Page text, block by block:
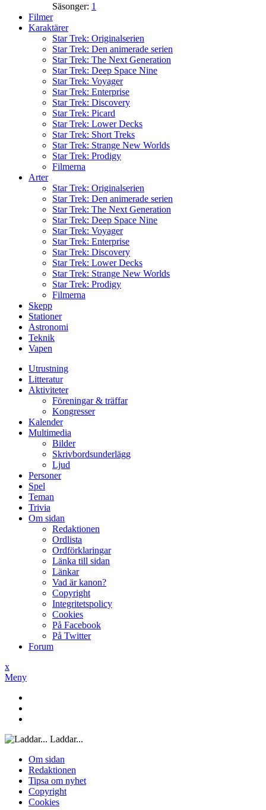
Säsonger: 1
Filmer
Karaktärer
Star Trek: Originalserien
Star Trek: Den animerade serien
Star Trek: The Next Generation
Star Trek: Deep Space Nine
Star Trek: Voyager
Star Trek: Enterprise
Star Trek: Discovery
Star Trek: Picard
Star Trek: Lower Decks
Star Trek: Short Treks
Star Trek: Strange New Worlds
Star Trek: Prodigy
Filmerna
Arter
Star Trek: Originalserien
Star Trek: Den animerade serien
Star Trek: The Next Generation
Star Trek: Deep Space Nine
Star Trek: Voyager
Star Trek: Enterprise
Star Trek: Discovery
Star Trek: Lower Decks
Star Trek: Strange New Worlds
Star Trek: Prodigy
Filmerna
Skepp
Stationer
Astronomi
Teknik
Vapen
Utrustning
Litteratur
Aktiviteter
Föreningar & träffar
Kongresser
Kalender
Multimedia
Bilder
Skrivbordsunderlägg
Ljud
Personer
Spel
Teman
Trivia
Om sidan
Redaktionen
Ordlista
Ordförklaringar
Länka till sidan
Länkar
Vad är kanon?
Copyright
Integritetspolicy
Cookies
På Facebook
På Twitter
Forum
x
Meny
Laddar...
Om sidan
Redaktionen
Tipsa om nyhet
Copyright
Cookies